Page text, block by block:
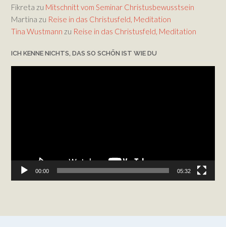
Fikreta zu Mitschnitt vom Seminar Christusbewusstsein
Martina zu Reise in das Christusfeld, Meditation
Tina Wustmann zu Reise in das Christusfeld, Meditation
ICH KENNE NICHTS, DAS SO SCHÖN IST WIE DU
00:00 05:32